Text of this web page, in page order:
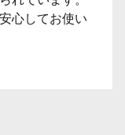
心してお使い